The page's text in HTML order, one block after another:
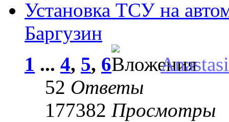
Установка ТСУ на
Баргузин
1 ... 4, 5, 6
52 Ответы
177382 Просмотры